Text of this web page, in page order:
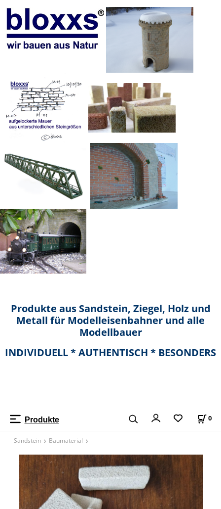
Produkte aus Sandstein, Ziegel, Holz und
Metall für Modelleisenbahner und alle
Modellbauer
INDIVIDUELL * AUTHENTISCH * BESONDERS
Produkte 0
Sandstein Baumaterial